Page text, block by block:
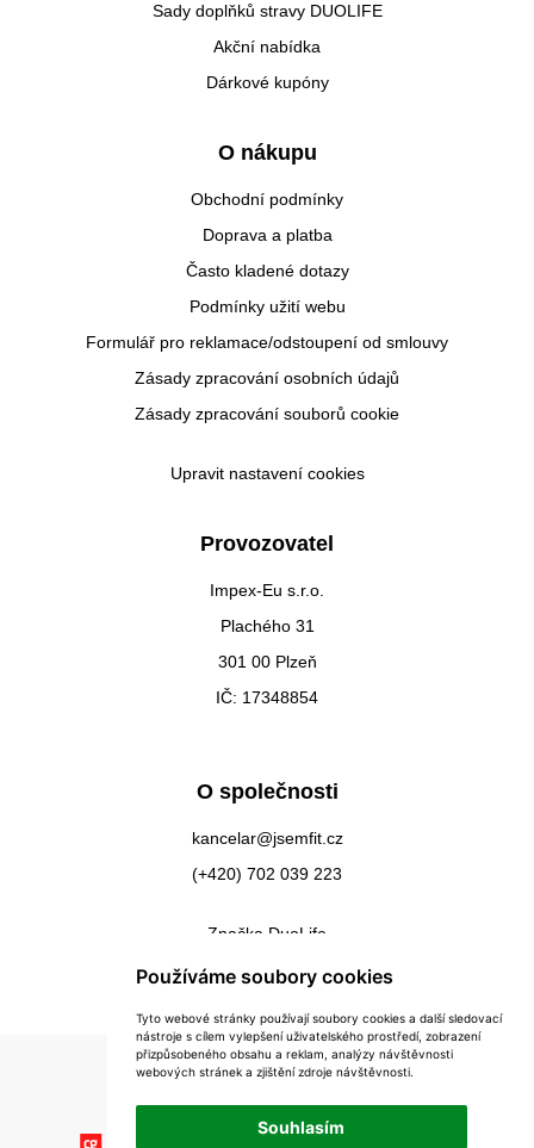
Používáme soubory cookies
Tyto webové stránky používají soubory cookies a další sledovací
nástroje s cílem vylepšení uživatelského prostředí, zobrazení
přizpůsobeného obsahu a reklam, analýzy návštěvnosti
webových stránek a zjištění zdroje návštěvnosti.
Souhlasím
Sady doplňků stravy DUOLIFE
Akční nabídka
Dárkové kupóny
O nákupu
Obchodní podmínky
Doprava a platba
Často kladené dotazy
Podmínky užití webu
Formulář pro reklamace/odstoupení od smlouvy
Zásady zpracování osobních údajů
Zásady zpracování souborů cookie
Upravit nastavení cookies
Provozovatel
Impex-Eu s.r.o.
Plachého 31
301 00 Plzeň
IČ: 17348854
O společnosti
kancelar@jsemfit.cz
(+420) 702 039 223
Značka DuoLife
Kontakty